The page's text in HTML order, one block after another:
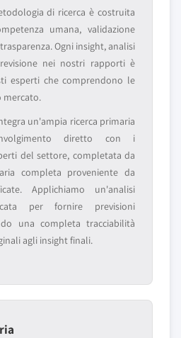
di ricerca è costruita
umana, validazione
Ogni insight, analisi
nei nostri rapporti è
esperti che comprendono le
mercato.
un'ampia ricerca primaria
diretto con i
del settore, completata da
completa proveniente da
Applichiamo un'analisi
per fornire previsioni
una completa tracciabilità
agli insight finali.